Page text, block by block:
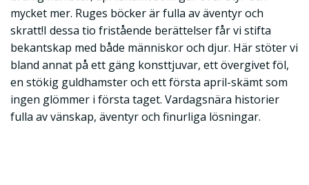
mycket mer. Ruges böcker är fulla av äventyr och
skratt!I dessa tio fristående berättelser får vi stifta
bekantskap med både människor och djur. Här stöter vi
bland annat på ett gäng konsttjuvar, ett övergivet föl,
en stökig guldhamster och ett första april-skämt som
ingen glömmer i första taget. Vardagsnära historier
fulla av vänskap, äventyr och finurliga lösningar.